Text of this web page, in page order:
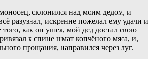
склонился над моим дедом, и
разузнал, искренне пожелал ему удачи и
того, как он ушел, мой дед достал свою
к спине шмат копчёного мяса, и,
прощания, направился через луг.